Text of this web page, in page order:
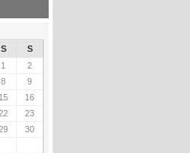
S
S
1
2
8
9
15
16
23
30